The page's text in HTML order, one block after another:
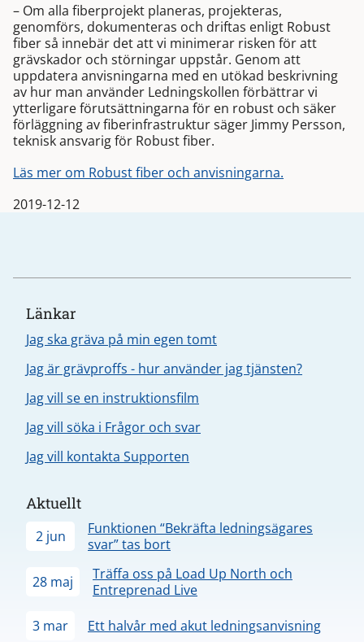
– Om alla fiberprojekt planeras, projekteras,
genomförs, dokumenteras och driftas enligt Robust
fiber så innebär det att vi minimerar risken för att
grävskador och störningar uppstår. Genom att
uppdatera anvisningarna med en utökad beskrivning
av hur man använder Ledningskollen förbättrar vi
ytterligare förutsättningarna för en robust och säker
förläggning av fiberinfrastruktur säger Jimmy Persson,
teknisk ansvarig för Robust fiber.
Läs mer om Robust fiber och anvisningarna.
2019-12-12
Länkar
Jag ska gräva på min egen tomt
Jag är grävproffs - hur använder jag tjänsten?
Jag vill se en instruktionsfilm
Jag vill söka i Frågor och svar
Jag vill kontakta Supporten
Aktuellt
2 jun
Funktionen “Bekräfta ledningsägares
svar” tas bort
28 maj
Träffa oss på Load Up North och
Entreprenad Live
3 mar
Ett halvår med akut ledningsanvisning